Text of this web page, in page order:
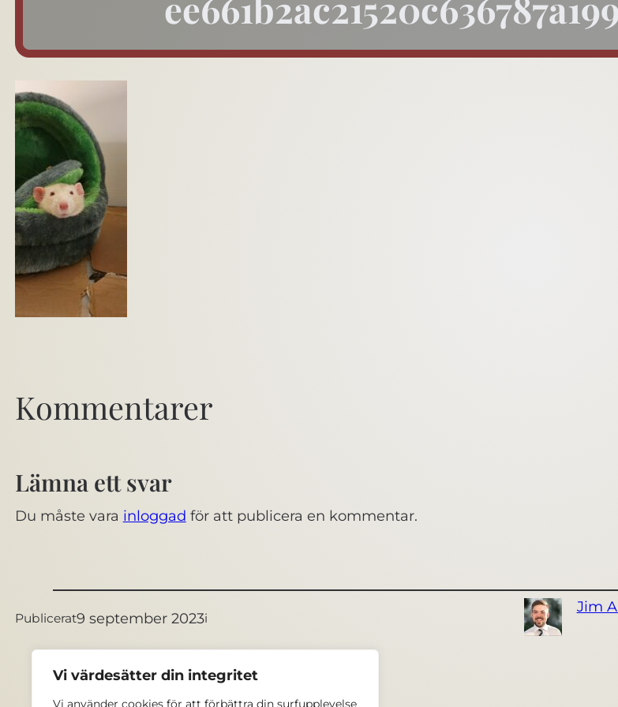
Vi värdesätter din integritet
Vi använder cookies för att förbättra din surfupplevelse
Kommentarer
Lämna ett svar
Du måste vara inloggad för att publicera en kommentar.
Publicerat9 september 2023i
Jim